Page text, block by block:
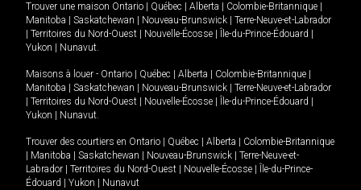
Trouver une maison Ontario Québec Alberta Colombie-Britannique
Manitoba
Saskatchewan Nouveau-Brunswick
Terre-Neuve-et-Labrador
Territoires du Nord-Ouest Nouvelle-Écosse Île-du-Prince-Édouard
Yukon
Nunavut.
Maisons à louer - Ontario Québec Alberta Colombie-Britannique
Manitoba
Saskatchewan Nouveau-Brunswick
Terre-Neuve-et-Labrador
Territoires du Nord-Ouest Nouvelle-Écosse Île-du-Prince-Édouard
Yukon
Nunavut.
Trouver des courtiers en Ontario Québec Alberta
Colombie-Britannique
Manitoba Saskatchewan Nouveau-Brunswick
Terre-Neuve-et-
Labrador
Territoires du Nord-Ouest Nouvelle-Écosse
Île-du-Prince-
Édouard
Yukon Nunavut